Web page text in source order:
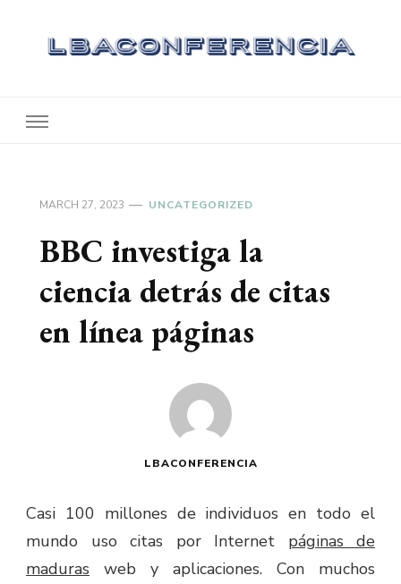
MARCH 27, 2023 UNCATEGORIZED
BBC investiga la
ciencia detrás de citas
en línea páginas
LBACONFERENCIA
Casi 100 millones de individuos en todo el
mundo uso citas por Internet páginas de
maduras web y aplicaciones. Con muchos